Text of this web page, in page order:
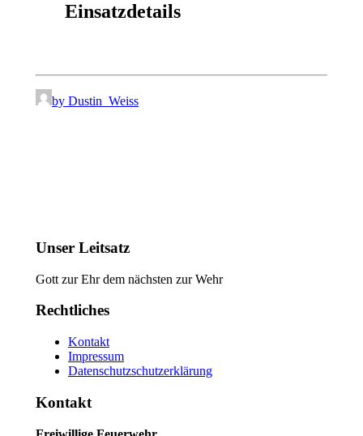
Einsatzdetails
by Dustin_Weiss
Unser Leitsatz
Gott zur Ehr dem nächsten zur Wehr
Rechtliches
Kontakt
Impressum
Datenschutzschutzerklärung
Kontakt